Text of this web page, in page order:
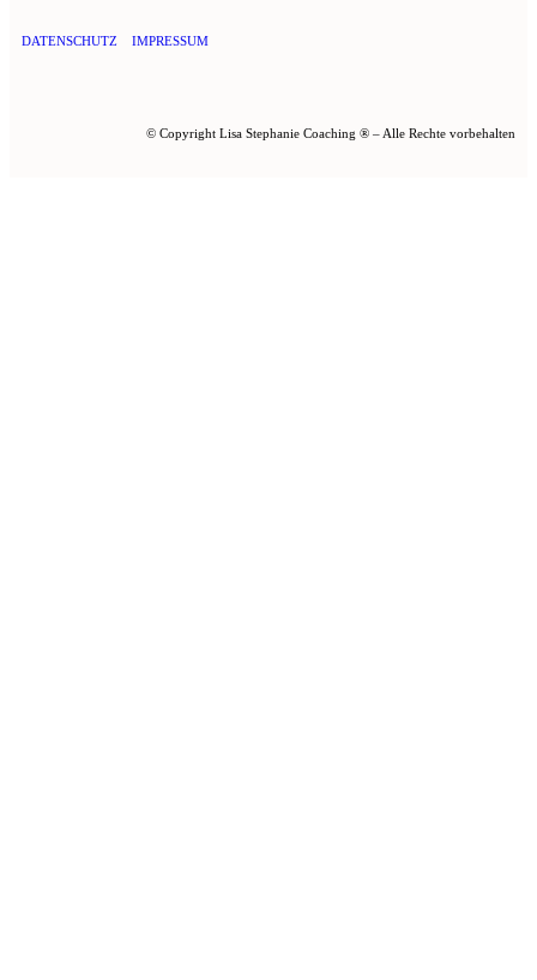
DATENSCHUTZ IMPRESSUM
© Copyright Lisa Stephanie Coaching ® – Alle Rechte vorbehalten